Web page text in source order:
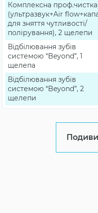
Комплексна проф.чистка
(ультразвук+Air
для зняття чутливості/
полірування), 2 щелепи
Відбілювання зубів
системою “Beyond”, 1
щелепа
Відбілювання зубів
системою “Beyond”, 2
щелепи